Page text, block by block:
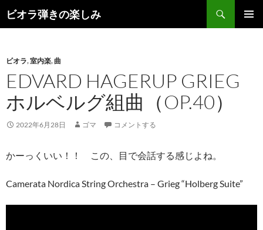
ン
ツ
へ
ス
キ
ビオラ弾きの楽しみ
索
ビオラ,室内楽,曲
EDVARD HAGERUP GRIEG
ホルベルグ組曲（OP.40）
2022年6月28日 ゴマ コメントする
かーっくいい！！ この、目で会話する感じよね。
Camerata Nordica String Orchestra – Grieg “Holberg Suite”